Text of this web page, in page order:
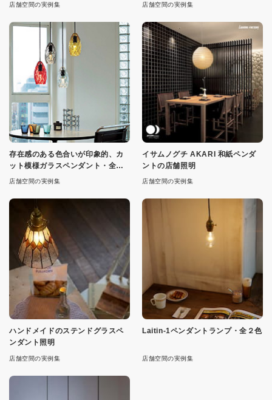
店舗空間の実例集 店舗空間の実例集
存在感のある色合いが印象的、カ
ット模様ガラスペンダント・全４
色
店舗空間の実例集
イサムノグチ AKARI 和紙ペンダ
ントの店舗照明
店舗空間の実例集
ハンドメイドのステンドグラスペ
ンダント照明
店舗空間の実例集
Laitin-1ペンダントランプ・全２色
店舗空間の実例集